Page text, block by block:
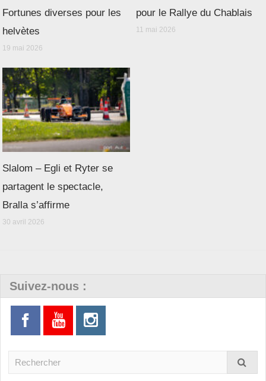
Fortunes diverses pour les
helvètes
19 mai 2026
pour le Rallye du Chablais
11 mai 2026
Slalom – Egli et Ryter se
partagent le spectacle,
Bralla s’affirme
30 avril 2026
Suivez-nous :